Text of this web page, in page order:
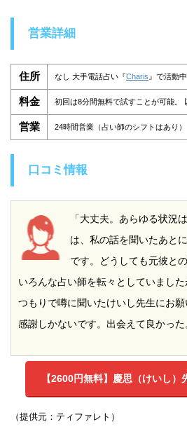
営業詳細
住所 なし 大手電話占い『Charis 』で活動中
料金 初回は8分間無料で試すことが可能。
営業 24時間営業（占い師のシフトはあり）
口コミ情報
「大丈夫。あらゆる状況
は、私の話を聞いたあと
です。どうしても元彼と
いろんな占い師を転々としていまし
つもりで噂に聞いたけいし先生にお
感謝しかないです。出会えて良かっ
【2600円無料】 慶思（けいし）
（提供元：ティファレト）